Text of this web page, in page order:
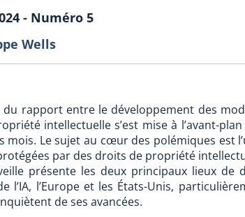
- Numéro 5
Wells
du rapport entre le développement des
intellectuelle s’est mise à l’avant-
mois. Le sujet au cœur des polémiques est
par des droits de propriété
veille présente les deux principaux lieux
l’IA, l’Europe et les États-Unis,
de ses avancées.